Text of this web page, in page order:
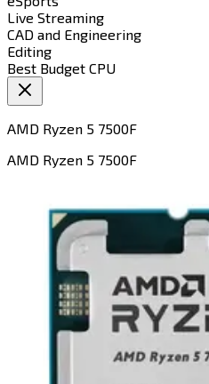
Live Streaming​​​​‌ ‍ ​‍​‍‌‍ ‌ ​‍‌‍‍‌‌‍‌ ‌‍‍‌‌‍ ‍​‍​‍​ ‍‍​‍​‍‌ ​ ‌‍​‌‌‍ ‍‌‍‍‌‌ ‌​‌ ‍‌​‍ ‍‌‍‍‌‌‍ ​‍​‍​‍ ​​‍​‍‌‍‍​‌ ​‍‌‍‌‌‌‍‌‍​‍​‍​ ‍‍​‍​‍​‍ ‌‍​‌‌‍‌​‌‍ ‌‌‍‍‌‌‍ ‍​‍ ‌‍‍‌‌‍ ‍‌ ‌​‌‍‌‌‌‍ ‍‌ ‌​​‍ ‌‍‌‌‌‍‌​‌‍‍‌‌ ‌​​‍ ‌‍ ‌‌‍ ‌‍‌​‌‍‌‌​ ‌‌ ​​‌ ​‍‌‍‌‌‌ ​ ‌‍‌‌‌‍ ‍‌ ‌​‌‍​‌‌ ‌​‌‍‍‌‌‍ ‌‍ ‍​ ‍ ‌‍‍‌‌‍‌​​ ‌​ ​‌‌‍​‍​ ‌‍‌‍​‌‌‍​ ​ ​‌‌‍​‍​ ​‍​‍ ‌‌‍‌​​ ‌ ​ ‍​​ ‌‍​‍ ‌​ ‌​​ ‍​‌‍‌‌​ ‍‌​‍ ‌‌‍​‍​ ​‌‌‍‌‌‌‍‌​​‍ ‌​ ​​‌‍​‍​ ‍‌​ ‌ ‌‍​‍‌‍‌​​ ‌ ​ ‌ ​ ​‌‌‍‌​​ ​​‌‍‌​​ ‍ ‌ ‌​‌ ‍‌‌ ​​‌‍‌‌​ ‌‌ ‌​‌‍​‌‌‍‌ ​ ‍ ‌ ​​‌‍​‌‌ ‌​‌‍‍​​ ‌‌‍ ‍‌‍​‌‌‍ ‌‌‍‌‌​ ‌‍​‍‌‍​‌‌ ​ ‌‍‌‌‌‌‌‌‌ ​‍‌‍ ​​ ‌​‍‌‌​ ​‍‌​‌‍‌‍​‌‌‍‌​‌‍ ‌‌‍‍‌‌‍ ‍​‍‌‍‌‍‍‌‌‍‌​​ ‌​ ​‌‌‍​‍​ ‌‍‌‍​‌‌‍​ ​ ​‌‌‍​‍​ ​‍​‍ ‌‌‍‌​​ ‌ ​ ‍​​ ‌‍​‍ ‌​ ‌​​ ‍​‌‍‌‌​ ‍‌​‍ ‌‌‍​‍​ ​‌‌‍‌‌‌‍‌​​‍ ‌​ ​​‌‍​‍​ ‍‌​ ‌ ‌‍​‍‌‍‌​​ ‌ ​ ‌ ​ ​‌‌‍‌​​ ​​‌‍‌​​‍‌‍‌ ‌​‌ ‍‌‌ ​​‌‍‌‌​ ‌‌ ‌​‌‍​‌‌‍‌ ​‍‌‍‌ ​​‌‍​‌‌ ‌​‌‍‍​​ ‌‌‍ ‍‌‍​‌‌‍ ‌‌‍‌‌​‍‌‍‌ ​​‌‍‌‌‌ ​‍‌ ​ ‌ ​​‌‍‌‌‌‍​ ‌ ‌​‌‍‍‌‌ ‌‍‌‍‌‌​ ‌‌ ​​‌ ‌‌‌‍​‍‌‍ ​‌‍‍‌‌ ​ ‌‍‍​‌‍‌‌‌‍‌​​‍​‍‌ ‌
CAD and Engineering​​​​‌ ‍ ​‍​‍‌‍ ‌ ​‍‌‍‍‌‌‍‌ ‌‍‍‌‌‍ ‍​‍​‍​ ‍‍​‍​‍‌ ​ ‌‍​‌‌‍ ‍‌‍‍‌‌ ‌​‌ ‍‌​‍ ‍‌‍‍‌‌‍ ​‍​‍​‍ ​​‍​‍‌‍‍​‌ ​‍‌‍‌‌‌‍‌‍​‍​‍​ ‍‍​‍​‍​‍ ‌‍​‌‌‍‌​‌‍ ‌‌‍‍‌‌‍ ‍​‍ ‌‍‍‌‌‍ ‍‌ ‌​‌‍‌‌‌‍ ‍‌ ‌​​‍ ‌‍‌‌‌‍‌​‌‍‍‌‌ ‌​​‍ ‌‍ ‌‌‍ ‌‍‌​‌‍‌‌​ ‌‌ ​​‌ ​‍‌‍‌‌‌ ​ ‌‍‌‌‌‍ ‍‌ ‌​‌‍​‌‌ ‌​‌‍‍‌‌‍ ‌‍ ‍​ ‍ ‌‍‍‌‌‍‌​​ ‌‌‍​‍​ ​‍‌‍​‌‌‍​‍‌‍‌​​ ​‍​ ‍‌‌‍​‌​‍ ‌​ ​‍‌‍​‌‌‍‌​​ ‍‌​‍ ‌​ ‌​​ ‌‍‌‍​‌​ ​‍​‍ ‌​ ‍​‌‍‌​​ ​‌​ ‌‌​‍ ‌​ ​‍​ ​​​ ​‍​ ‌‌‌‍‌‌​ ​ ​ ‌‌​ ​ ​ ​‌‌‍‌​​ ​​​ ​ ​ ‍ ‌ ‌​‌ ‍‌‌ ​​‌‍‌‌​ ‌‌ ‌​‌‍​‌‌‍‌ ​ ‍ ‌ ​​‌‍​‌‌ ‌​‌‍‍​​ ‌‌‍ ‍‌‍​‌‌‍ ‌‌‍‌‌​ ‌‍​‍‌‍​‌‌ ​ ‌‍‌‌‌‌‌‌‌ ​‍‌‍ ​​ ‌​‍‌‌​ ​‍‌​‌‍‌‍​‌‌‍‌​‌‍ ‌‌‍‍‌‌‍ ‍​‍‌‍‌‍‍‌‌‍‌​​ ‌‌‍​‍​ ​‍‌‍​‌‌‍​‍‌‍‌​​ ​‍​ ‍‌‌‍​‌​‍ ‌​ ​‍‌‍​‌‌‍‌​​ ‍‌​‍ ‌​ ‌​​ ‌‍‌‍​‌​ ​‍​‍ ‌​ ‍​‌‍‌​​ ​‌​ ‌‌​‍ ‌​ ​‍​ ​​​ ​‍​ ‌‌‌‍‌‌​ ​ ​ ‌‌​ ​ ​ ​‌‌‍‌​​ ​​​ ​ ​‍‌‍‌ ‌​‌ ‍‌‌ ​​‌‍‌‌​ ‌‌ ‌​‌‍​‌‌‍‌ ​‍‌‍‌ ​​‌‍​‌‌ ‌​‌‍‍​​ ‌‌‍ ‍‌‍​‌‌‍ ‌‌‍‌‌​‍‌‍‌ ​​‌‍‌‌‌ ​‍‌ ​ ‌ ​​‌‍‌‌‌‍​ ‌ ‌​‌‍‍‌‌ ‌‍‌‍‌‌​ ‌‌ ​​‌ ‌‌‌‍​‍‌‍ ​‌‍‍‌‌ ​ ‌‍‍​‌‍‌‌‌‍‌​​‍​‍‌ ‌
Editing​​​​‌ ‍ ​‍​‍‌‍ ‌ ​‍‌‍‍‌‌‍‌ ‌‍‍‌‌‍ ‍​‍​‍​ ‍‍​‍​‍‌ ​ ‌‍​‌‌‍ ‍‌‍‍‌‌ ‌​‌ ‍‌​‍ ‍‌‍‍‌‌‍ ​‍​‍​‍ ​​‍​‍‌‍‍​‌ ​‍‌‍‌‌‌‍‌‍​‍​‍​ ‍‍​‍​‍​‍ ‌‍​‌‌‍‌​‌‍ ‌‌‍‍‌‌‍ ‍​‍ ‌‍‍‌‌‍ ‍‌ ‌​‌‍‌‌‌‍ ‍‌ ‌​​‍ ‌‍‌‌‌‍‌​‌‍‍‌‌ ‌​​‍ ‌‍ ‌‌‍ ‌‍‌​‌‍‌‌​ ‌‌ ​​‌ ​‍‌‍‌‌‌ ​ ‌‍‌‌‌‍ ‍‌ ‌​‌‍​‌‌ ‌​‌‍‍‌‌‍ ‌‍ ‍​ ‍ ‌‍‍‌‌‍‌​​ ‌‌‍‌​​ ‌ ‌‍​‍‌‍‌​​ ​‌‌‍​ ​ ‌‍​ ‌​​‍ ‌​ ​‍​ ‌ ​ ‌​​ ‍‌​‍ ‌​ ‌​​ ​‍​ ​ ​ ‍‌​‍ ‌​ ‍​​ ​​​ ‌​‌‍‌‍​‍ ‌​ ‌‍‌‍‌‍‌‍​ ​ ‌‌​ ‌‌‌‍‌​​ ​‌​ ‌ ‌‍​‍‌‍​‍‌‍‌‌​ ​‌​ ‍ ‌ ‌​‌ ‍‌‌ ​​‌‍‌‌​ ‌‌ ‌​‌‍​‌‌‍‌ ​ ‍ ‌ ​​‌‍​‌‌ ‌​‌‍‍​​ ‌‌‍ ‍‌‍​‌‌‍ ‌‌‍‌‌​ ‌‍​‍‌‍​‌‌ ​ ‌‍‌‌‌‌‌‌‌ ​‍‌‍ ​​ ‌​‍‌‌​ ​‍‌​‌‍‌‍​‌‌‍‌​‌‍ ‌‌‍‍‌‌‍ ‍​‍‌‍‌‍‍‌‌‍‌​​ ‌‌‍‌​​ ‌ ‌‍​‍‌‍‌​​ ​‌‌‍​ ​ ‌‍​ ‌​​‍ ‌​ ​‍​ ‌ ​ ‌​​ ‍‌​‍ ‌​ ‌​​ ​‍​ ​ ​ ‍‌​‍ ‌​ ‍​​ ​​​ ‌​‌‍‌‍​‍ ‌​ ‌‍‌‍‌‍‌‍​ ​ ‌‌​ ‌‌‌‍‌​​ ​‌​ ‌ ‌‍​‍‌‍​‍‌‍‌‌​ ​‌​‍‌‍‌ ‌​‌ ‍‌‌ ​​‌‍‌‌​ ‌‌ ‌​‌‍​‌‌‍‌ ​‍‌‍‌ ​​‌‍​‌‌ ‌​‌‍‍​​ ‌‌‍ ‍‌‍​‌‌‍ ‌‌‍‌‌​‍‌‍‌ ​​‌‍‌‌‌ ​‍‌ ​ ‌ ​​‌‍‌‌‌‍​ ‌ ‌​‌‍‍‌‌ ‌‍‌‍‌‌​ ‌‌ ​​‌ ‌‌‌‍​‍‌‍ ​‌‍‍‌‌ ​ ‌‍‍​‌‍‌‌‌‍‌​​‍​‍‌ ‌
Best Budget CPU
AMD Ryzen 5 7500F​​​​‌ ‍ ​‍​‍‌‍ ‌ ​‍‌‍‍‌‌‍‌ ‌‍‍‌‌‍ ‍​‍​‍​ ‍‍​‍​‍‌ ​ ‌‍​‌‌‍ ‍‌‍‍‌‌ ‌​‌ ‍‌​‍ ‍‌‍‍‌‌‍ ​‍​‍​‍ ​​‍​‍‌‍‍​‌ ​‍‌‍‌‌‌‍‌‍​‍​‍​ ‍‍​‍​‍​‍ ‌‍​‌‌‍‌​‌‍ ‌‌‍‍‌‌‍ ‍​‍ ‌‍‍‌‌‍ ‍‌ ‌​‌‍‌‌‌‍ ‍‌ ‌​​‍ ‌‍‌‌‌‍‌​‌‍‍‌‌ ‌​​‍ ‌‍ ‌‌‍ ‌‍‌​‌‍‌‌​ ‌‌ ​​‌ ​‍‌‍‌‌‌ ​ ‌‍‌‌‌‍ ‍‌ ‌​‌‍​‌‌ ‌​‌‍‍‌‌‍ ‌‍ ‍​ ‍ ‌‍‍‌‌‍‌​​ ‌​ ‌​​ ‌​‌‍​ ​ ‍​​ ​​​ ‌‌​ ‌ ​ ​​​‍ ‌​ ‌‌‌‍‌‌​ ‍‌​ ‌‌​‍ ‌​ ‌​‌‍‌​​ ​​​ ‌​​‍ ‌‌‍​‌​ ​​‌‍‌​​ ‍‌​‍ ‌‌‍​‍‌‍‌‍​ ​‌​ ​ ‌‍​‍​ ‌‍‌‍‌​​ ‌​‌‍​‍​ ‌‌​ ​‌‌‍​‍​ ‍ ‌ ‌​‌ ‍‌‌ ​​‌‍‌‌​ ‌‌‍​ ‌ ​​‌ ‌‌​ ‍ ‌ ​​‌‍​‌‌ ‌​‌‍‍​​ ‌‌‍ ‍‌‍​‌‌‍ ‌‌‍‌‌​ ‌‍​‍‌‍​‌‌ ​ ‌‍‌‌‌‌‌‌‌ ​‍‌‍ ​​ ‌​‍‌‌​ ​‍‌​‌‍‌‍​‌‌‍‌​‌‍ ‌‌‍‍‌‌‍ ‍​‍‌‍‌‍‍‌‌‍‌​​ ‌​ ‌​​ ‌​‌‍​ ​ ‍​​ ​​​ ‌‌​ ‌ ​ ​​​‍ ‌​ ‌‌‌‍‌‌​ ‍‌​ ‌‌​‍ ‌​ ‌​‌‍‌​​ ​​​ ‌​​‍ ‌‌‍​‌​ ​​‌‍‌​​ ‍‌​‍ ‌‌‍​‍‌‍‌‍​ ​‌​ ​ ‌‍​‍​ ‌‍‌‍‌​​ ‌​‌‍​‍​ ‌‌​ ​‌‌‍​‍​‍‌‍‌ ‌​‌ ‍‌‌ ​​‌‍‌‌​ ‌‌‍​ ‌ ​​‌ ‌‌​‍‌‍‌ ​​‌‍​‌‌ ‌​‌‍‍​​ ‌‌‍ ‍‌‍​‌‌‍ ‌‌‍‌‌​‍‌‍‌ ​​‌‍‌‌‌ ​‍‌ ​ ‌ ​​‌‍‌‌‌‍​ ‌ ‌​‌‍‍‌‌ ‌‍‌‍‌‌​ ‌‌ ​​‌ ‌‌‌‍​‍‌‍ ​‌‍‍‌‌ ​ ‌‍‍​‌‍‌‌‌‍‌​​‍​‍‌ ‌
AMD Ryzen 5 7500F​​​​‌ ‍ ​‍​‍‌‍ ‌ ​‍‌‍‍‌‌‍‌ ‌‍‍‌‌‍ ‍​‍​‍​ ‍‍​‍​‍‌ ​ ‌‍​‌‌‍ ‍‌‍‍‌‌ ‌​‌ ‍‌​‍ ‍‌‍‍‌‌‍ ​‍​‍​‍ ​​‍​‍‌‍‍​‌ ​‍‌‍‌‌‌‍‌‍​‍​‍​ ‍‍​‍​‍​‍ ‌‍​‌‌‍‌​‌‍ ‌‌‍‍‌‌‍ ‍​‍ ‌‍‍‌‌‍ ‍‌ ‌​‌‍‌‌‌‍ ‍‌ ‌​​‍ ‌‍‌‌‌‍‌​‌‍‍‌‌ ‌​​‍ ‌‍ ‌‌‍ ‌‍‌​‌‍‌‌​ ‌‌ ​​‌ ​‍‌‍‌‌‌ ​ ‌‍‌‌‌‍ ‍‌ ‌​‌‍​‌‌ ‌​‌‍‍‌‌‍ ‌‍ ‍​ ‍ ‌‍‍‌‌‍‌​​ ‌​ ‌​​ ‌​‌‍​ ​ ‍​​ ​​​ ‌‌​ ‌ ​ ​​​‍ ‌​ ‌‌‌‍‌‌​ ‍‌​ ‌‌​‍ ‌​ ‌​‌‍‌​​ ​​​ ‌​​‍ ‌‌‍​‌​ ​​‌‍‌​​ ‍‌​‍ ‌‌‍​‍‌‍‌‍​ ​‌​ ​ ‌‍​‍​ ‌‍‌‍‌​​ ‌​‌‍​‍​ ‌‌​ ​‌‌‍​‍​ ‍ ‌ ‌​‌ ‍‌‌ ​​‌‍‌‌​ ‌‌‍​ ‌ ​​‌ ‌‌​ ‍ ‌ ​​‌‍​‌‌ ‌​‌‍‍​​ ‌‌‍ ‍‌‍​‌‌‍ ‌‌‍‌‌​ ‌‍​‍‌‍​‌‌ ​ ‌‍‌‌‌‌‌‌‌ ​‍‌‍ ​​ ‌​‍‌‌​ ​‍‌​‌‍‌‍​‌‌‍‌​‌‍ ‌‌‍‍‌‌‍ ‍​‍‌‍‌‍‍‌‌‍‌​​ ‌​ ‌​​ ‌​‌‍​ ​ ‍​​ ​​​ ‌‌​ ‌ ​ ​​​‍ ‌​ ‌‌‌‍‌‌​ ‍‌​ ‌‌​‍ ‌​ ‌​‌‍‌​​ ​​​ ‌​​‍ ‌‌‍​‌​ ​​‌‍‌​​ ‍‌​‍ ‌‌‍​‍‌‍‌‍​ ​‌​ ​ ‌‍​‍​ ‌‍‌‍‌​​ ‌​‌‍​‍​ ‌‌​ ​‌‌‍​‍​‍‌‍‌ ‌​‌ ‍‌‌ ​​‌‍‌‌​ ‌‌‍​ ‌ ​​‌ ‌‌​‍‌‍‌ ​​‌‍​‌‌ ‌​‌‍‍​​ ‌‌‍ ‍‌‍​‌‌‍ ‌‌‍‌‌​‍‌‍‌ ​​‌‍‌‌‌ ​‍‌ ​ ‌ ​​‌‍‌‌‌‍​ ‌ ‌​‌‍‍‌‌ ‌‍‌‍‌‌​ ‌‌ ​​‌ ‌‌‌‍​‍‌‍ ​‌‍‍‌‌ ​ ‌‍‍​‌‍‌‌‌‍‌​​‍​‍‌ ‌